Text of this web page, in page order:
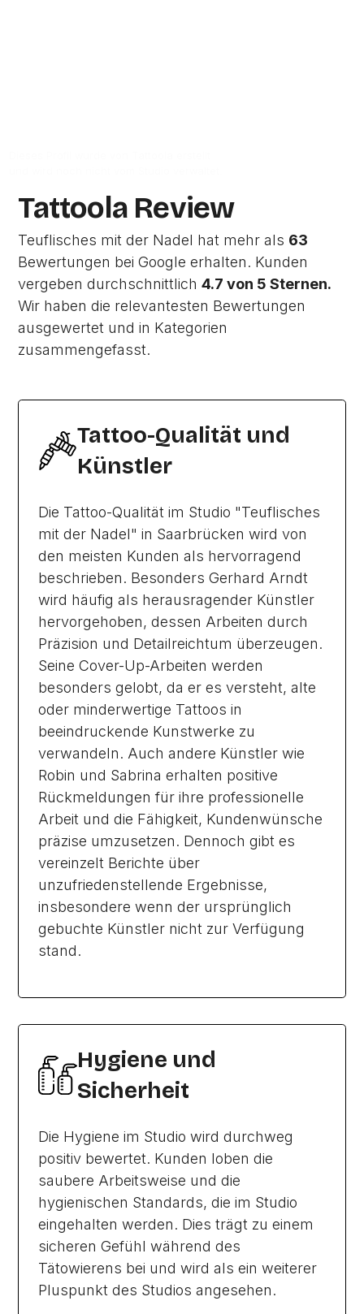
Tattoola Review
Teuflisches mit der Nadel hat mehr als 63
Bewertungen bei Google erhalten. Kunden
vergeben durchschnittlich4.7 von 5 Sternen.
Wir haben die relevantesten Bewertungen
ausgewertet und in Kategorien
zusammengefasst.
Tattoo-Qualität und
Künstler
Die Tattoo-Qualität im Studio "Teuflisches
mit der Nadel" in Saarbrücken wird von
den meisten Kunden als hervorragend
beschrieben. Besonders Gerhard Arndt
wird häufig als herausragender Künstler
hervorgehoben, dessen Arbeiten durch
Präzision und Detailreichtum überzeugen.
Seine Cover-Up-Arbeiten werden
besonders gelobt, da er es versteht, alte
oder minderwertige Tattoos in
beeindruckende Kunstwerke zu
verwandeln. Auch andere Künstler wie
Robin und Sabrina erhalten positive
Rückmeldungen für ihre professionelle
Arbeit und die Fähigkeit, Kundenwünsche
präzise umzusetzen. Dennoch gibt es
vereinzelt Berichte über
unzufriedenstellende Ergebnisse,
insbesondere wenn der ursprünglich
gebuchte Künstler nicht zur Verfügung
stand.
Hygiene und
Sicherheit
Die Hygiene im Studio wird durchweg
positiv bewertet. Kunden loben die
saubere Arbeitsweise und die
hygienischen Standards, die im Studio
eingehalten werden. Dies trägt zu einem
sicheren Gefühl während des
Tätowierens bei und wird als ein weiterer
Pluspunkt des Studios angesehen.